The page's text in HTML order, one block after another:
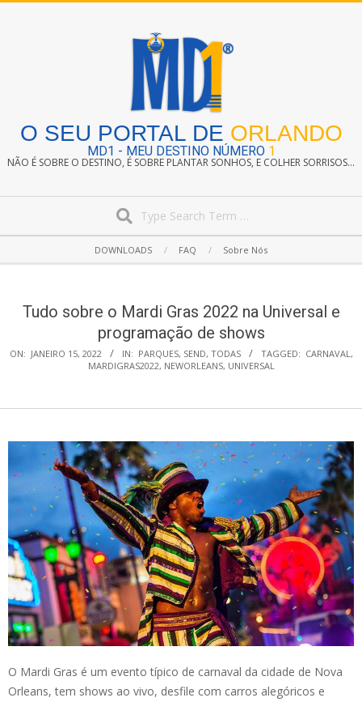
O SEU PORTAL DE ORLANDO
MD1 - MEU DESTINO NÚMERO 1
NÃO É SOBRE O DESTINO, É SOBRE PLANTAR SONHOS, E COLHER SORRISOS...
Navigation
DOWNLOADS FAQ Sobre Nós
Tudo sobre o Mardi Gras 2022 na Universal e
programação de shows
ON: JANEIRO 15, 2022 IN: PARQUES, SEND, TODAS TAGGED: CARNAVAL,
MARDIGRAS2022, NEWORLEANS, UNIVERSAL
O Mardi Gras é um evento típico de carnaval da cidade de Nova
Orleans, tem shows ao vivo, desfile com carros alegóricos e